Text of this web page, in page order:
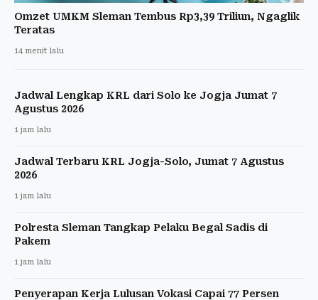
Omzet UMKM Sleman Tembus Rp3,39 Triliun, Ngaglik
Teratas
14 menit lalu
Jadwal Lengkap KRL dari Solo ke Jogja Jumat 7
Agustus 2026
1 jam lalu
Jadwal Terbaru KRL Jogja-Solo, Jumat 7 Agustus
2026
1 jam lalu
Polresta Sleman Tangkap Pelaku Begal Sadis di
Pakem
1 jam lalu
Penyerapan Kerja Lulusan Vokasi Capai 77 Persen